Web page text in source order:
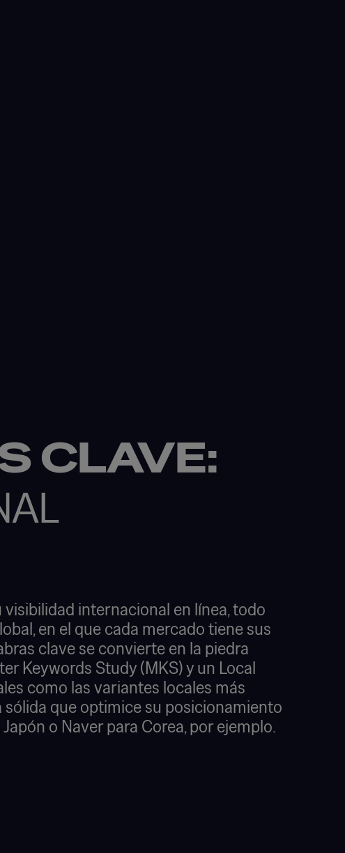
CLAVE:
internacional en línea, todo
en el que cada mercado tiene sus
clave se convierte en la piedra
Keywords Study (MKS) y un Local
como las variantes locales más
que optimice su posicionamiento
o Naver para Corea, por ejemplo.